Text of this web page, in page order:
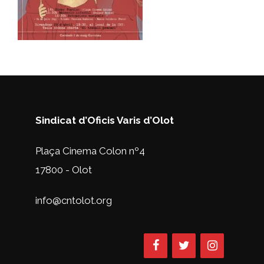
Sindicat d’Oficis Varis d’Olot
Plaça Cinema Colon nº4
17800 - Olot
info@cntolot.org